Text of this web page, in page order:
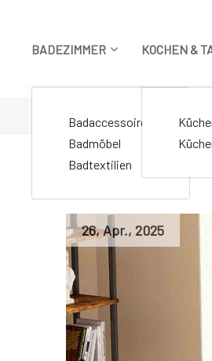
BADEZIMMER
Badaccessoires
Badmöbel
Badtextilien
KOCHEN &
STARTSEITE > Markierte
26,Apr., 2025